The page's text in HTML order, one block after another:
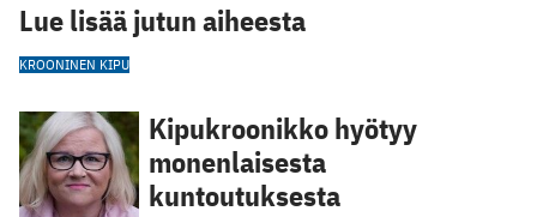
Lue lisää jutun aiheesta
KROONINEN KIPU
Kipukroonikko hyötyy
monenlaisesta
kuntoutuksesta